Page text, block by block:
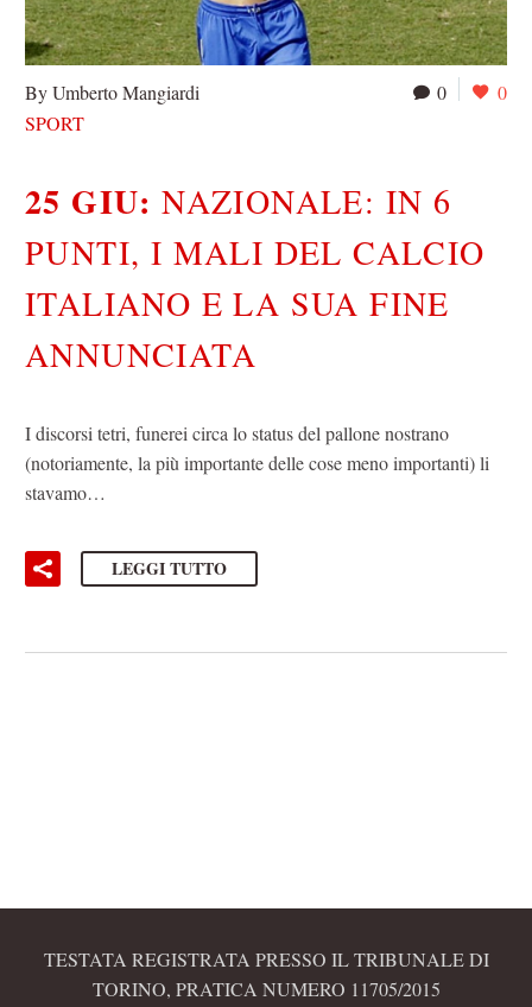
0 0
By Umberto Mangiardi
SPORT
25 GIU:NAZIONALE: IN 6
PUNTI, I MALI DEL CALCIO
ITALIANO E LA SUA FINE
ANNUNCIATA
I discorsi tetri, funerei circa lo status del pallone nostrano
(notoriamente, la più importante delle cose meno importanti) li
stavamo…
LEGGI TUTTO
TESTATA REGISTRATA PRESSO IL TRIBUNALE DI
TORINO, PRATICA NUMERO 11705/2015